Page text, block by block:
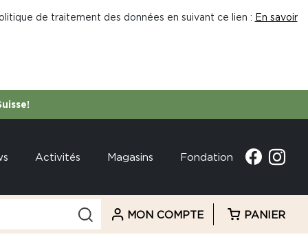
de traitement des données en suivant ce lien : En savoir
Activités Magasins Fondation
MON COMPTE PANIER